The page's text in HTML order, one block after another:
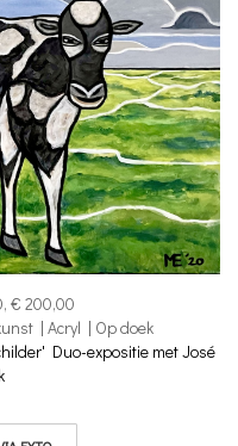
€ 200,00
| Acryl | Op doek
Duo-expositie met José